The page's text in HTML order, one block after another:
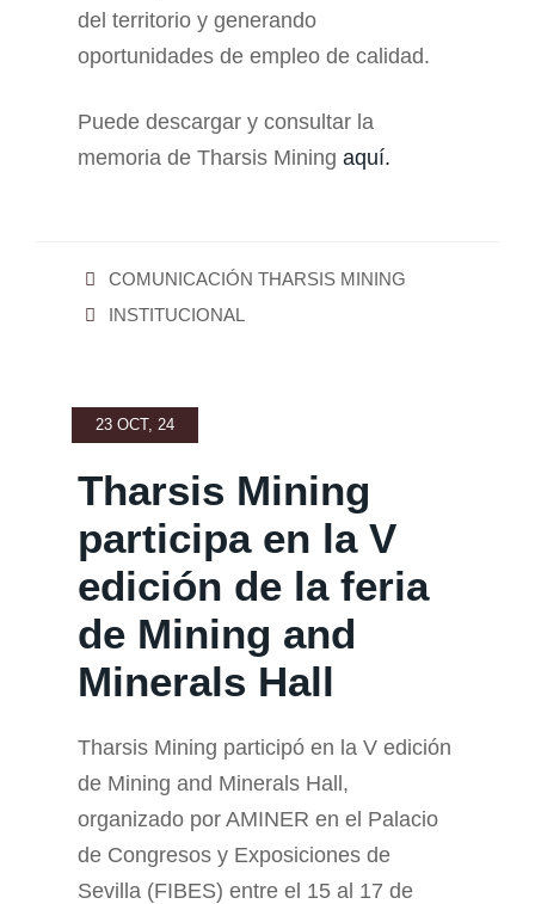
del territorio y generando
oportunidades de empleo de calidad.
Puede descargar y consultar la
memoria de Tharsis Mining aquí.
COMUNICACIÓN THARSIS MINING
INSTITUCIONAL
23 OCT, 24
Tharsis Mining
participa en la V
edición de la feria
de Mining and
Minerals Hall
Tharsis Mining participó en la V edición
de Mining and Minerals Hall,
organizado por AMINER en el Palacio
de Congresos y Exposiciones de
Sevilla (FIBES) entre el 15 al 17 de